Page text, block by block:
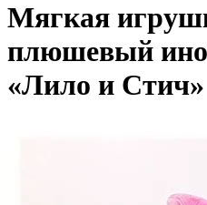
Мягкая
плюшевый
«Лило и Стич»